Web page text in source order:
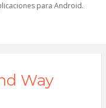
para Android.
Way